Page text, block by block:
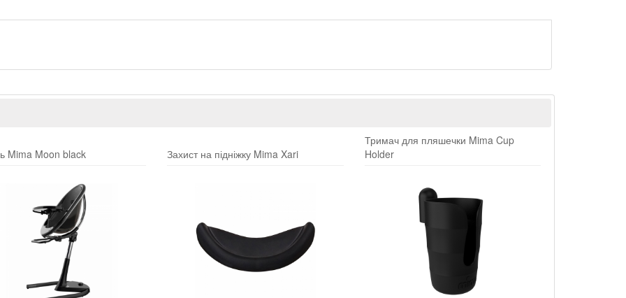
Mima Moon black Захист на підніжку Mima Xari
Тримач для пляшечки Mima Cup
Holder